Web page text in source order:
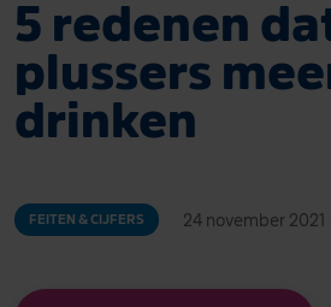
5 redenen
plussers
drinken
FEITEN & CIJFERS 24 november 2021